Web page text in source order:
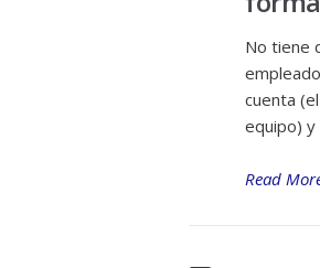
No tiene
cuenta
equipo) y
Read